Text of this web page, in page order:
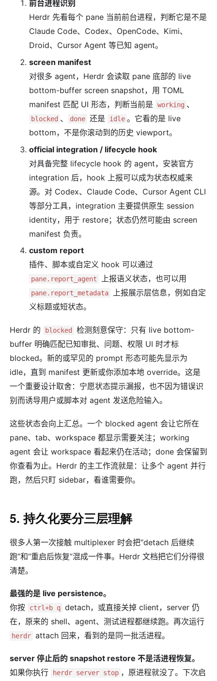
前台进程识别
Herdr 先看每个 pane 当前前台进程，判断它是不是
Claude Code、Codex、OpenCode、Kimi、
Droid、Cursor Agent 等已知 agent。
screen manifest
对很多 agent，Herdr 会读取 pane 底部的 live
bottom-buffer screen snapshot，用 TOML
manifest 匹配 UI 形态，判断当前是
working 、
blocked 、 done 还是 idle 。它看的是 live
bottom，不是你滚动到的历史 viewport。
official integration / lifecycle hook
对具备完整 lifecycle hook 的 agent，安装官方
integration 后，hook 上报可以成为状态权威来
源。对 Codex、Claude Code、Cursor Agent CLI
等部分工具，integration 主要提供原生 session
identity，用于 restore；状态仍然可能由 screen
manifest 负责。
custom report
插件、脚本或自定义 hook 可以通过
pane.report_agent 上报语义状态，也可以用
pane.report_metadata
上报展示层信息，例如自定
义标题或短状态。
Herdr 的 blocked
检测刻意保守：只有 live bottom-
buffer 明确匹配已知审批、问题、权限 UI 时才标
blocked。新的或罕见的 prompt 形态可能先显示为
idle，直到 manifest 更新或你添加本地 override。这是
一个重要设计取舍：宁愿状态提示漏报，也不因为错误识
别而诱导用户或脚本对 agent 发送危险输入。
这些状态会向上汇总。一个 blocked agent 会让它所在
pane、tab、workspace 都显示需要关注；working
agent 会让 workspace 看起来仍在活动；done 会保留到
你查看为止。Herdr 的主工作流就是：让多个 agent 并行
跑，然后只盯 sidebar，看谁需要你。
5. 持久化要分三层理解
很多人第一次接触 multiplexer 时会把“detach 后继续
跑”和“重启后恢复”混成一件事。Herdr 文档把它们分得很
清楚。
最强的是 live persistence。
你按
ctrl+b q detach，或直接关掉 client，server 仍
在，原来的 shell、agent、测试进程都继续跑。再次运行
herdr attach 回来，看到的是同一批活进程。
server 停止后的 snapshot restore 不是活进程恢复。
如果你执行
herdr server stop ，原进程就没了。下次启